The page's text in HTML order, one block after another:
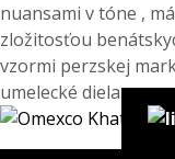
nuansami v tóne ,
zložitosťou
vzormi perzskej
umelecké diela.